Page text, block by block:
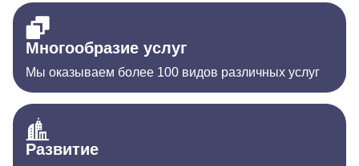
Многообразие услуг
Мы оказываем более 100 видов различных услуг
Развитие